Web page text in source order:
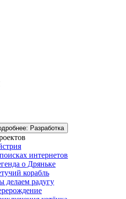
Разработка
интернетов
о Дряньке
корабль
делаем радугу